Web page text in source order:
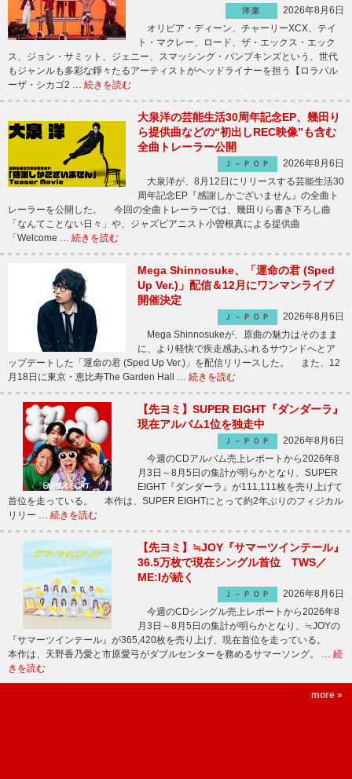
洋楽
2026年8月6日
オリビア・ディーン、チャーリーXCX、テイ
ト・マクレー、ロード、ザ・エックス・エック
ス、ジョン・サミット、ジェニー、スマッシング・パンプキンズという、世代
もジャンルも多彩な錚々たるアーティストがヘッドライナーを担う【ロラパル
ーザ・シカゴ2 … 続きを読む
大泉洋の芸能生活30周年記念EP、幾田り
ら提供曲などの“初出しREC映像”も含む
全曲トレーラー公開
Ｊ－ＰＯＰ
2026年8月6日
大泉洋が、8月12日にリリースする芸能生活30
周年記念EP『感謝しかございません』の全曲ト
レーラーを公開した。 今回の全曲トレーラーでは、幾田りら書き下ろし曲
「なんてことない日々」や、ジャズピアニスト小曽根真による提供曲
「Welcome … 続きを読む
Mega Shinnosuke、「運命の君 (Sped
Up Ver.)」配信＆12月にワンマンライブ
開催決定
Ｊ－ＰＯＰ
2026年8月6日
Mega Shinnosukeが、原曲の魅力はそのまま
に、より軽快で疾走感あふれるサウンドへとア
ップデートした「運命の君 (Sped Up Ver.)」を配信リリースした。 また、12
月18日に東京・恵比寿The Garden Hall … 続きを読む
【先ヨミ】SUPER EIGHT『ダンダーラ』
現在アルバム1位を独走中
Ｊ－ＰＯＰ
2026年8月6日
今週のCDアルバム売上レポートから2026年8
月3日～8月5日の集計が明らかとなり、SUPER
EIGHT『ダンダーラ』が111,111枚を売り上げて
首位を走っている。 本作は、SUPER EIGHTにとって約2年ぶりのフィジカル
リリー … 続きを読む
【先ヨミ】≒JOY『サマーツインテール』
36.5万枚で現在シングル首位 TWS／
ME:Iが続く
Ｊ－ＰＯＰ
2026年8月6日
今週のCDシングル売上レポートから2026年8
月3日～8月5日の集計が明らかとなり、≒JOYの
『サマーツインテール』が365,420枚を売り上げ、現在首位を走っている。
本作は、天野香乃愛と市原愛弓がダブルセンターを務めるサマーソング。 … 続
きを読む
more »